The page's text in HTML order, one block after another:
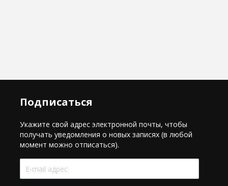
Подписаться
Укажите свой адрес электронной почты, чтобы
получать уведомления о новых записях (в любой
момент можно отписаться).
E-
mail